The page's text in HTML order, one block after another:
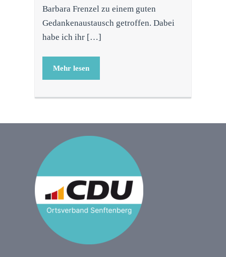
Barbara Frenzel zu einem guten
Gedankenaustausch getroffen. Dabei
habe ich ihr […]
Mehr lesen